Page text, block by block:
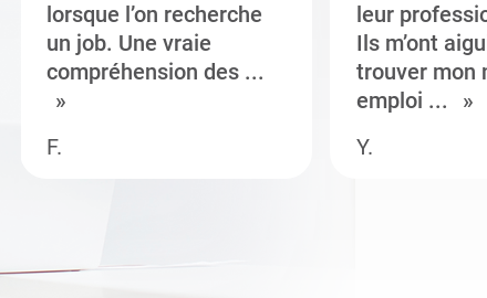
lorsque l’on recherche
un job. Une vraie
compréhension des ...
F.
leur
Ils m’ont
trouver mon
emploi ...
Y.